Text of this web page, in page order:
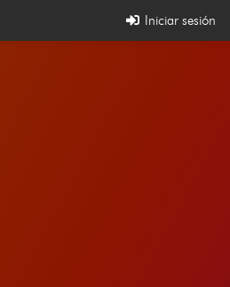
Iniciar sesión